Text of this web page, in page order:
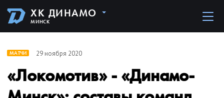
ХК ДИНАМО
МИНСК
МАТЧИ 29 ноября 2020
«Локомотив» - «Динамо-